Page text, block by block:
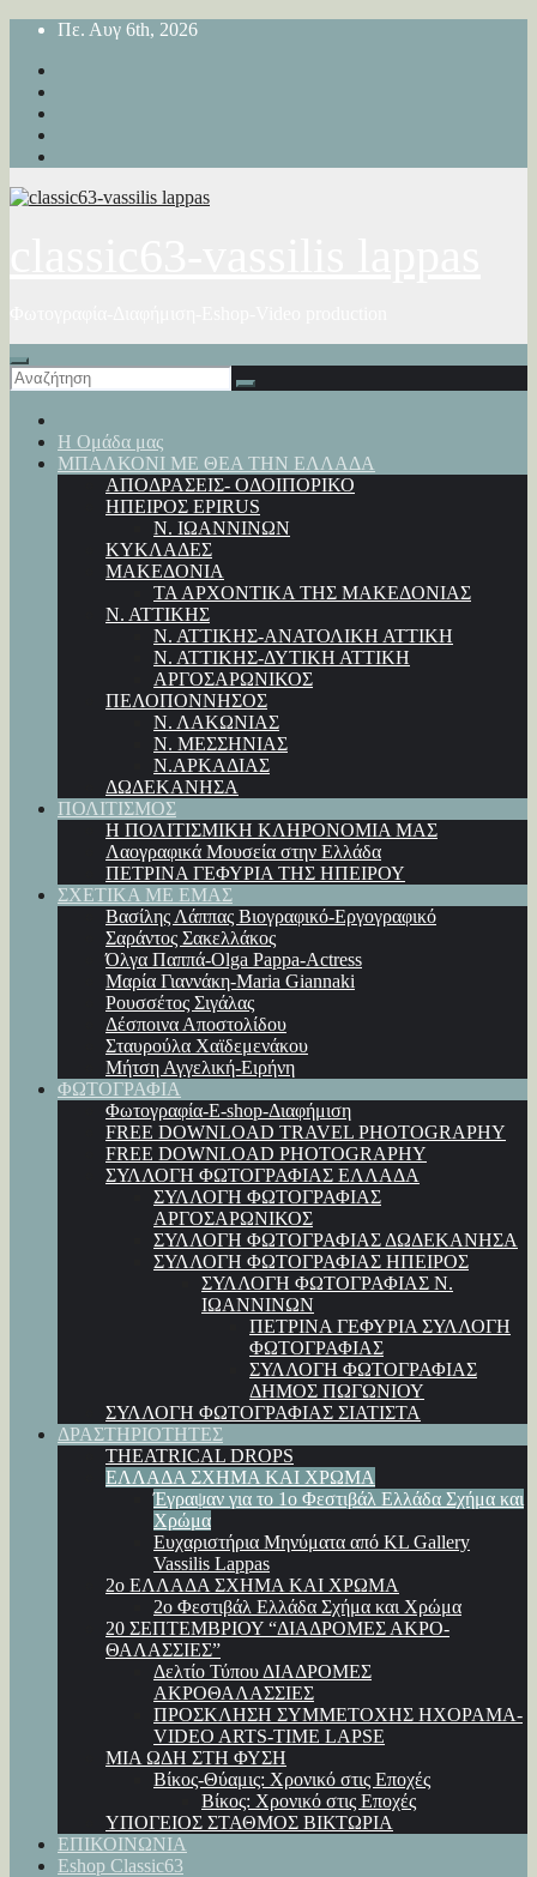
Μετάβαση
περιεχόμενο
Πε. Αυγ 6th, 2026
Η Ομάδα μας
ΜΠΑΛΚΟΝΙ ΜΕ ΘΕΑ ΤΗΝ ΕΛΛΑΔΑ
ΑΠΟΔΡΑΣΕΙΣ- ΟΔΟΙΠΟΡΙΚΟ
ΗΠΕΙΡΟΣ EPIRUS
Ν. ΙΩΑΝΝΙΝΩΝ
ΚΥΚΛΑΔΕΣ
ΜΑΚΕΔΟΝΙΑ
ΤΑ ΑΡΧΟΝΤΙΚΑ ΤΗΣ ΜΑΚΕΔΟΝΙΑΣ
Ν. ΑΤΤΙΚΗΣ
Ν. ΑΤΤΙΚΗΣ-ΑΝΑΤΟΛΙΚΗ ΑΤΤΙΚΗ
Ν. ΑΤΤΙΚΗΣ-ΔΥΤΙΚΗ ΑΤΤΙΚΗ
ΑΡΓΟΣΑΡΩΝΙΚΟΣ
ΠΕΛΟΠΟΝΝΗΣΟΣ
Ν. ΛΑΚΩΝΙΑΣ
Ν. ΜΕΣΣΗΝΙΑΣ
Ν.ΑΡΚΑΔΙΑΣ
ΔΩΔΕΚΑΝΗΣΑ
ΠΟΛΙΤΙΣΜΟΣ
Η ΠΟΛΙΤΙΣΜΙΚΗ ΚΛΗΡΟΝΟΜΙΑ ΜΑΣ
Λαογραφικά Μουσεία στην Ελλάδα
ΠΕΤΡΙΝΑ ΓΕΦΥΡΙΑ ΤΗΣ ΗΠΕΙΡΟΥ
ΣΧΕΤΙΚΑ ΜΕ ΕΜΑΣ
Βασίλης Λάππας Βιογραφικό-Εργογραφικό
Σαράντος Σακελλάκος
Όλγα Παππά-Olga Pappa-Αctress
Μαρία Γιαννάκη-Maria Giannaki
Ρουσσέτος Σιγάλας
Δέσποινα Αποστολίδου
Σταυρούλα Χαϊδεμενάκου
Μήτση Αγγελική-Ειρήνη
ΦΩΤΟΓΡΑΦΙΑ
Φωτογραφία-E-shop-Διαφήμιση
FREE DOWNLOAD TRAVEL PHOTOGRAPHY
FREE DOWNLOAD PHOTOGRAPHY
ΣΥΛΛΟΓΗ ΦΩΤΟΓΡΑΦΙΑΣ ΕΛΛΑΔΑ
ΣΥΛΛΟΓΗ ΦΩΤΟΓΡΑΦΙΑΣ
ΑΡΓΟΣΑΡΩΝΙΚΟΣ
ΣΥΛΛΟΓΗ ΦΩΤΟΓΡΑΦΙΑΣ ΔΩΔΕΚΑΝΗΣΑ
ΣΥΛΛΟΓΗ ΦΩΤΟΓΡΑΦΙΑΣ ΗΠΕΙΡΟΣ
ΣΥΛΛΟΓΗ ΦΩΤΟΓΡΑΦΙΑΣ Ν.
ΙΩΑΝΝΙΝΩΝ
ΠΕΤΡΙΝΑ ΓΕΦΥΡΙΑ ΣΥΛΛΟΓΗ
ΦΩΤΟΓΡΑΦΙΑΣ
ΣΥΛΛΟΓΗ ΦΩΤΟΓΡΑΦΙΑΣ
ΔΗΜΟΣ ΠΩΓΩΝΙΟΥ
ΣΥΛΛΟΓΗ ΦΩΤΟΓΡΑΦΙΑΣ ΣΙΑΤΙΣΤΑ
ΔΡΑΣΤΗΡΙΟΤΗΤΕΣ
THEATRICAL DROPS
ΕΛΛΑΔΑ ΣΧΗΜΑ ΚΑΙ ΧΡΩΜΑ
Έγραψαν για το 1ο Φεστιβάλ Ελλάδα Σχήμα και
Χρώμα
Ευχαριστήρια Μηνύματα από KL Gallery
Vassilis Lappas
2ο ΕΛΛΑΔΑ ΣΧΗΜΑ ΚΑΙ ΧΡΩΜΑ
2ο Φεστιβάλ Ελλάδα Σχήμα και Χρώμα
20 ΣΕΠΤΕΜΒΡΙΟΥ “ΔΙΑΔΡΟΜΕΣ ΑΚΡΟ-
ΘΑΛΑΣΣΙΕΣ”
Δελτίο Τύπου ΔΙΑΔΡΟΜΕΣ
ΑΚΡΟΘΑΛΑΣΣΙΕΣ
ΠΡΟΣΚΛΗΣΗ ΣΥΜΜΕΤΟΧΗΣ ΗΧΟΡΑΜΑ-
VIDEO ARTS-TIME LAPSE
ΜΙΑ ΩΔΗ ΣΤΗ ΦΥΣΗ
Βίκος-Θύαμις: Χρονικό στις Εποχές
Βίκος: Χρονικό στις Εποχές
ΥΠΟΓΕΙΟΣ ΣΤΑΘΜΟΣ ΒΙΚΤΩΡΙΑ
ΕΠΙΚΟΙΝΩΝΙΑ
Eshop Classic63